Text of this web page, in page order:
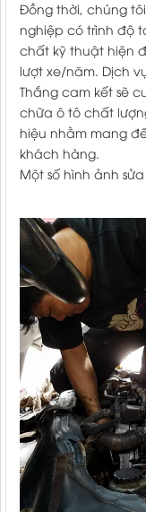
Đồng thời, chúng
nghiệp có trình độ
chất kỹ thuật hiện
lượt xe/năm. Dịch
Thắng cam kết sẽ
chữa ô tô chất
hiệu nhằm mang
khách hàng.
Một số hình ảnh